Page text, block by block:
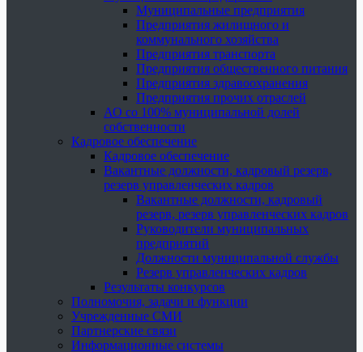
Муниципальные предприятия
Предприятия жилищного и
коммунального хозяйства
Предприятия транспорта
Предприятия общественного питания
Предприятия здравоохранения
Предприятия прочих отраслей
АО со 100% муниципальной долей
собственности
Кадровое обеспечение
Кадровое обеспечение
Вакантные должности, кадровый резерв,
резерв управленческих кадров
Вакантные должности, кадровый
резерв, резерв управленческих кадров
Руководители муниципальных
предприятий
Должности муниципальной службы
Резерв управленческих кадров
Результаты конкурсов
Полномочия, задачи и функции
Учрежденные СМИ
Партнерские связи
Информационные системы